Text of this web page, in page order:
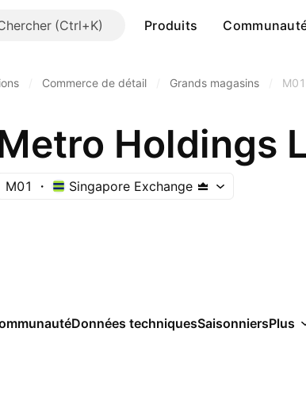
Produits
Commerce de détail Grands magasins M01
Holdings
M01 Singapore Exchange
Données techniquesSaisonniersPlus